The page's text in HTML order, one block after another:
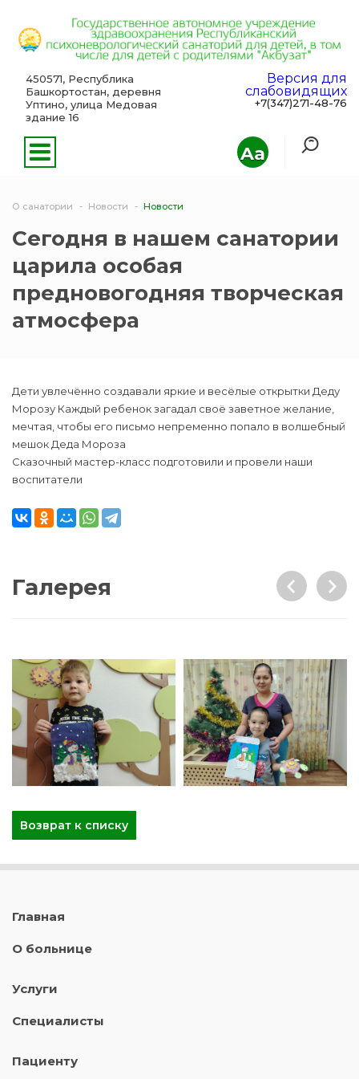
Aa
450571, Республика
Башкортостан, деревня
Уптино, улица Медовая
здание 16
Версия для
слабовидящих
+7(347)271-48-76
О санатории Новости Новости
Сегодня в нашем санатории
царила особая
предновогодняя творческая
атмосфера
Дети увлечённо создавали яркие и весёлые открытки Деду
Морозу Каждый ребенок загадал своё заветное желание,
мечтая, чтобы его письмо непременно попало в волшебный
мешок Деда Мороза
Сказочный мастер-класс подготовили и провели наши
воспитатели
Галерея
Возврат к списку
Главная
О больнице
Услуги
Специалисты
Пациенту